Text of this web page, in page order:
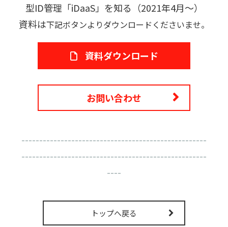
セミナー情報/ブログ
型ID管理「iDaaS」を知る（2021年4月～）
資料は下記ボタンよりダウンロードくださいませ。
資料ダウンロード
お問い合わせ
----------------------------------------------------
----------------------------------------------------
----
トップへ戻る